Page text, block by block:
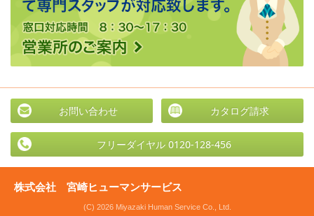
お問い合わせ カタログ請求
フリーダイヤル 0120-128-456
株式会社 宮崎ヒューマンサービス
(C) 2026 Miyazaki Human Service Co., Ltd.